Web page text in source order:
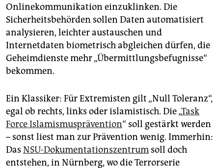
Onlinekommunikation einzuklinken. Die
Sicherheitsbehörden sollen Daten automatisiert
analysieren, leichter austauschen und
Internetdaten biometrisch abgleichen dürfen, die
Geheimdienste mehr „Übermittlungsbefugnisse“
bekommen.
Ein Klassiker: Für Extremisten gilt „Null Toleranz“,
egal ob rechts, links oder islamistisch. Die „Task
Force Islamismusprävention“ soll gestärkt werden
– sonst liest man zur Prävention wenig. Immerhin:
Das NSU-Dokumentationszentrum soll doch
entstehen, in Nürnberg, wo die Terrorserie